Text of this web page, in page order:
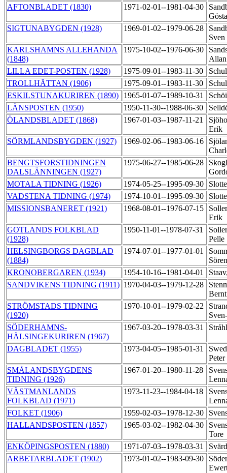
AFTONBLADET (1830)
1971-02-01--1981-04-30
SIGTUNABYGDEN (1928)
1969-01-02--1979-06-28
Sven
KARLSHAMNS ALLEHANDA
(1848)
1975-10-02--1976-06-30
LILLA EDET-POSTEN (1928)
1975-09-01--1983-11-30
TROLLHÄTTAN (1906)
1975-09-01--1983-11-30
ESKILSTUNAKURIREN (1890)
1965-01-07--1989-10-31
LÄNSPOSTEN (1950)
1950-11-30--1988-06-30
ÖLANDSBLADET (1868)
1967-01-03--1987-11-21
Erik
SÖRMLANDSBYGDEN (1927)
1969-02-06--1983-06-16
BENGTSFORSTIDNINGEN
DALSLÄNNINGEN (1927)
1975-06-27--1985-06-28
MOTALA TIDNING (1926)
1974-05-25--1995-09-30
VADSTENA TIDNING (1974)
1974-10-01--1995-09-30
MISSIONSBANERET (1921)
1968-08-01--1976-07-15
Erik
GOTLANDS FOLKBLAD
(1928)
1950-11-01--1978-07-31
Pelle
HELSINGBORGS DAGBLAD
(1884)
1974-07-01--1977-01-01
KRONOBERGAREN (1934)
1954-10-16--1981-04-01
SANDVIKENS TIDNING (1911) 1970-04-03--1979-12-28
STRÖMSTADS TIDNING
(1920)
1970-10-01--1979-02-22
SÖDERHAMNS-
HÄLSINGEKURIREN (1967)
1967-03-20--1978-03-31
DAGBLADET (1955) 1973-04-05--1985-01-31
Peter
SMÅLANDSBYGDENS
TIDNING (1926)
1967-01-20--1980-11-28
VÄSTMANLANDS
FOLKBLAD (1971)
1973-11-23--1984-04-18
FOLKET (1906)
1959-02-03--1978-12-30
HALLANDSPOSTEN (1857)
1965-03-02--1982-04-30
Tore
ENKÖPINGSPOSTEN (1880)
1971-07-03--1978-03-31
ARBETARBLADET (1902)
1973-01-02--1983-09-30